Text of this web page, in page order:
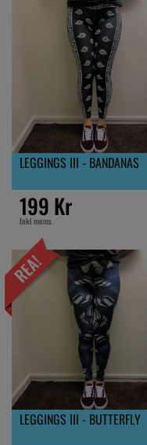
LEGGINGS III - BANDANAS
199 Kr
Inkl moms
LEGGINGS III - BUTTERFLY